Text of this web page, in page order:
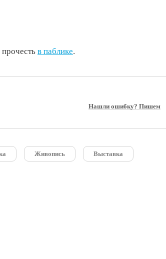
в паблике.
Нашли ошибку? Пишем
Живопись Выставка